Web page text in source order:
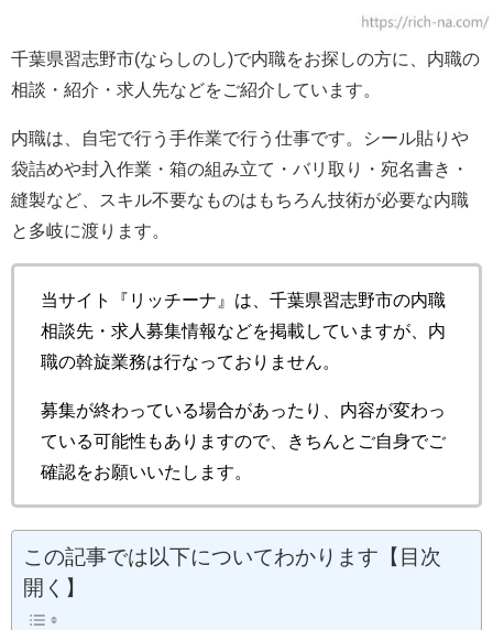
千葉県習志野市(ならしのし)で内職をお探しの方に、内職の
相談・紹介・求人先などをご紹介しています。
内職は、自宅で行う手作業で行う仕事です。シール貼りや
袋詰めや封入作業・箱の組み立て・バリ取り・宛名書き・
縫製など、スキル不要なものはもちろん技術が必要な内職
と多岐に渡ります。
当サイト『リッチーナ』は、千葉県習志野市の内職
相談先・求人募集情報などを掲載していますが、内
職の斡旋業務は行なっておりません。
募集が終わっている場合があったり、内容が変わっ
ている可能性もありますので、きちんとご自身でご
確認をお願いいたします。
この記事では以下についてわかります【目次
開く】